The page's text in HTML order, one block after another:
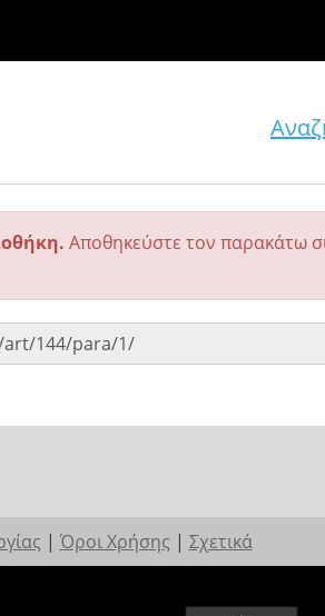
Αποθηκεύστε τον παρακάτω
| Όροι Χρήσης | Σχετικά